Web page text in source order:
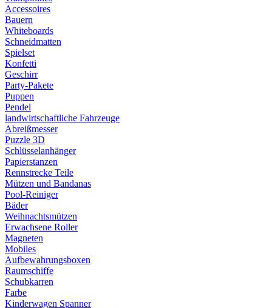
Accessoires
Bauern
Whiteboards
Schneidmatten
Spielset
Konfetti
Geschirr
Party-Pakete
Puppen
Pendel
landwirtschaftliche Fahrzeuge
Abreißmesser
Puzzle 3D
Schlüsselanhänger
Papierstanzen
Rennstrecke Teile
Mützen und Bandanas
Pool-Reiniger
Bäder
Weihnachtsmützen
Erwachsene Roller
Magneten
Mobiles
Aufbewahrungsboxen
Raumschiffe
Schubkarren
Farbe
Kinderwagen Spanner